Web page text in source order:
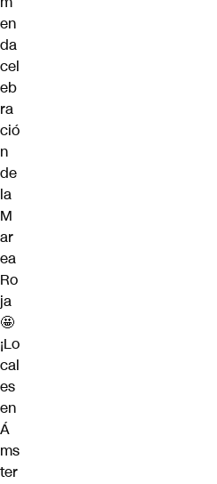
en
da
cel
eb
ra
ció
n
de
la
M
ar
ea
Ro
ja
🤩
¡Lo
cal
es
en
Á
ms
ter